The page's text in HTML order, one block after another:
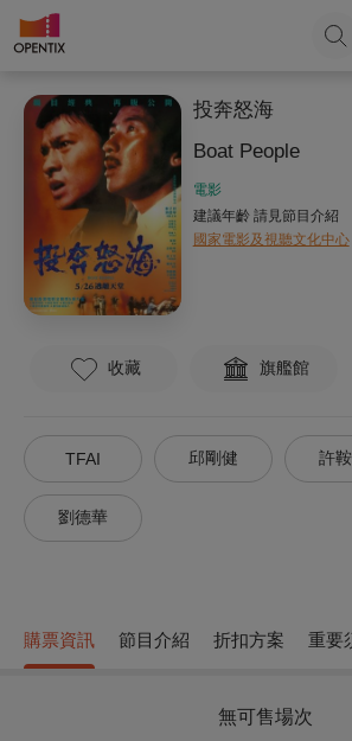
投奔怒海
Boat People
電影
建議年齡 請見節目介紹
國家電影及視聽文化中心
收藏 旗艦館
TFAI 邱剛健 許
劉德華
購票資訊 節目介紹 折扣方案 重要
無可售場次